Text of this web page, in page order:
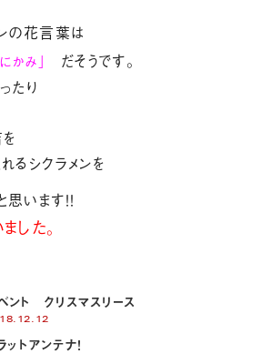
の花言葉は
かみ」
だそうです。
たり
るシクラメンを
います！！
した。
ント クリスマスリース
ットアンテナ！